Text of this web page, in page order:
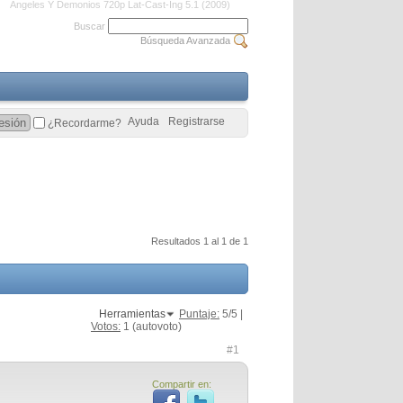
Angeles Y Demonios 720p Lat-Cast-Ing 5.1 (2009)
Resultados 1 al 1 de 1
Herramientas Puntaje: 5/5 |
Votos: 1 (autovoto)
#1
Compartir en:
Buscar
Búsqueda Avanzada
Registrarse
Ayuda
¿Recordarme?